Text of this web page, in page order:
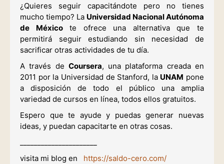
¿Quieres seguir capacitándote pero no tienes
mucho tiempo? La Universidad Nacional Autónoma
de México
te ofrece una alternativa que te
permitirá seguir estudiando sin necesidad de
sacrificar otras actividades de tu día.
A través de Coursera, una plataforma creada en
2011 por la Universidad de Stanford, la UNAM pone
a disposición de todo el público una amplia
variedad de cursos en línea, todos ellos gratuitos.
Espero que te ayude y puedas generar nuevas
ideas, y puedan capacitarte en otras cosas.
visita mi blog en
https://saldo-cero.com/